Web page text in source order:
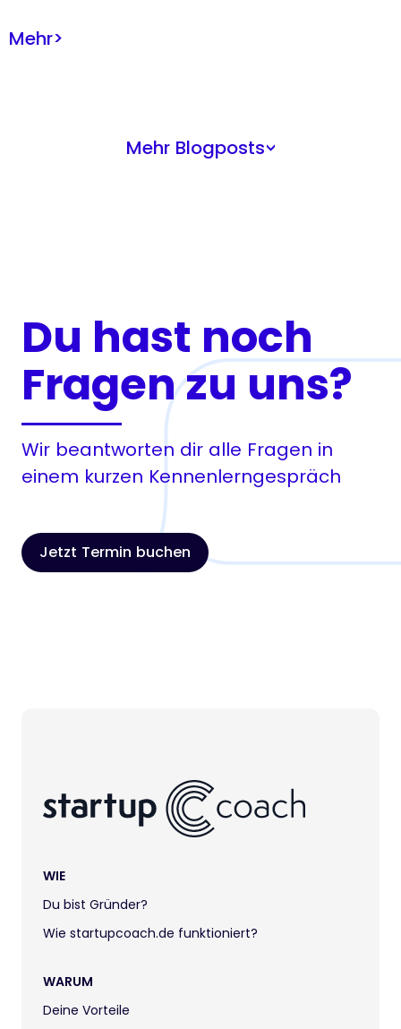
Mehr>
Mehr Blogposts>
Du hast noch
Fragen zu uns?
Wir beantworten dir alle Fragen in
einem kurzen Kennenlerngespräch
Jetzt Termin buchen
WIE
Du bist Gründer?
Wie startupcoach.de funktioniert?
WARUM
Deine Vorteile